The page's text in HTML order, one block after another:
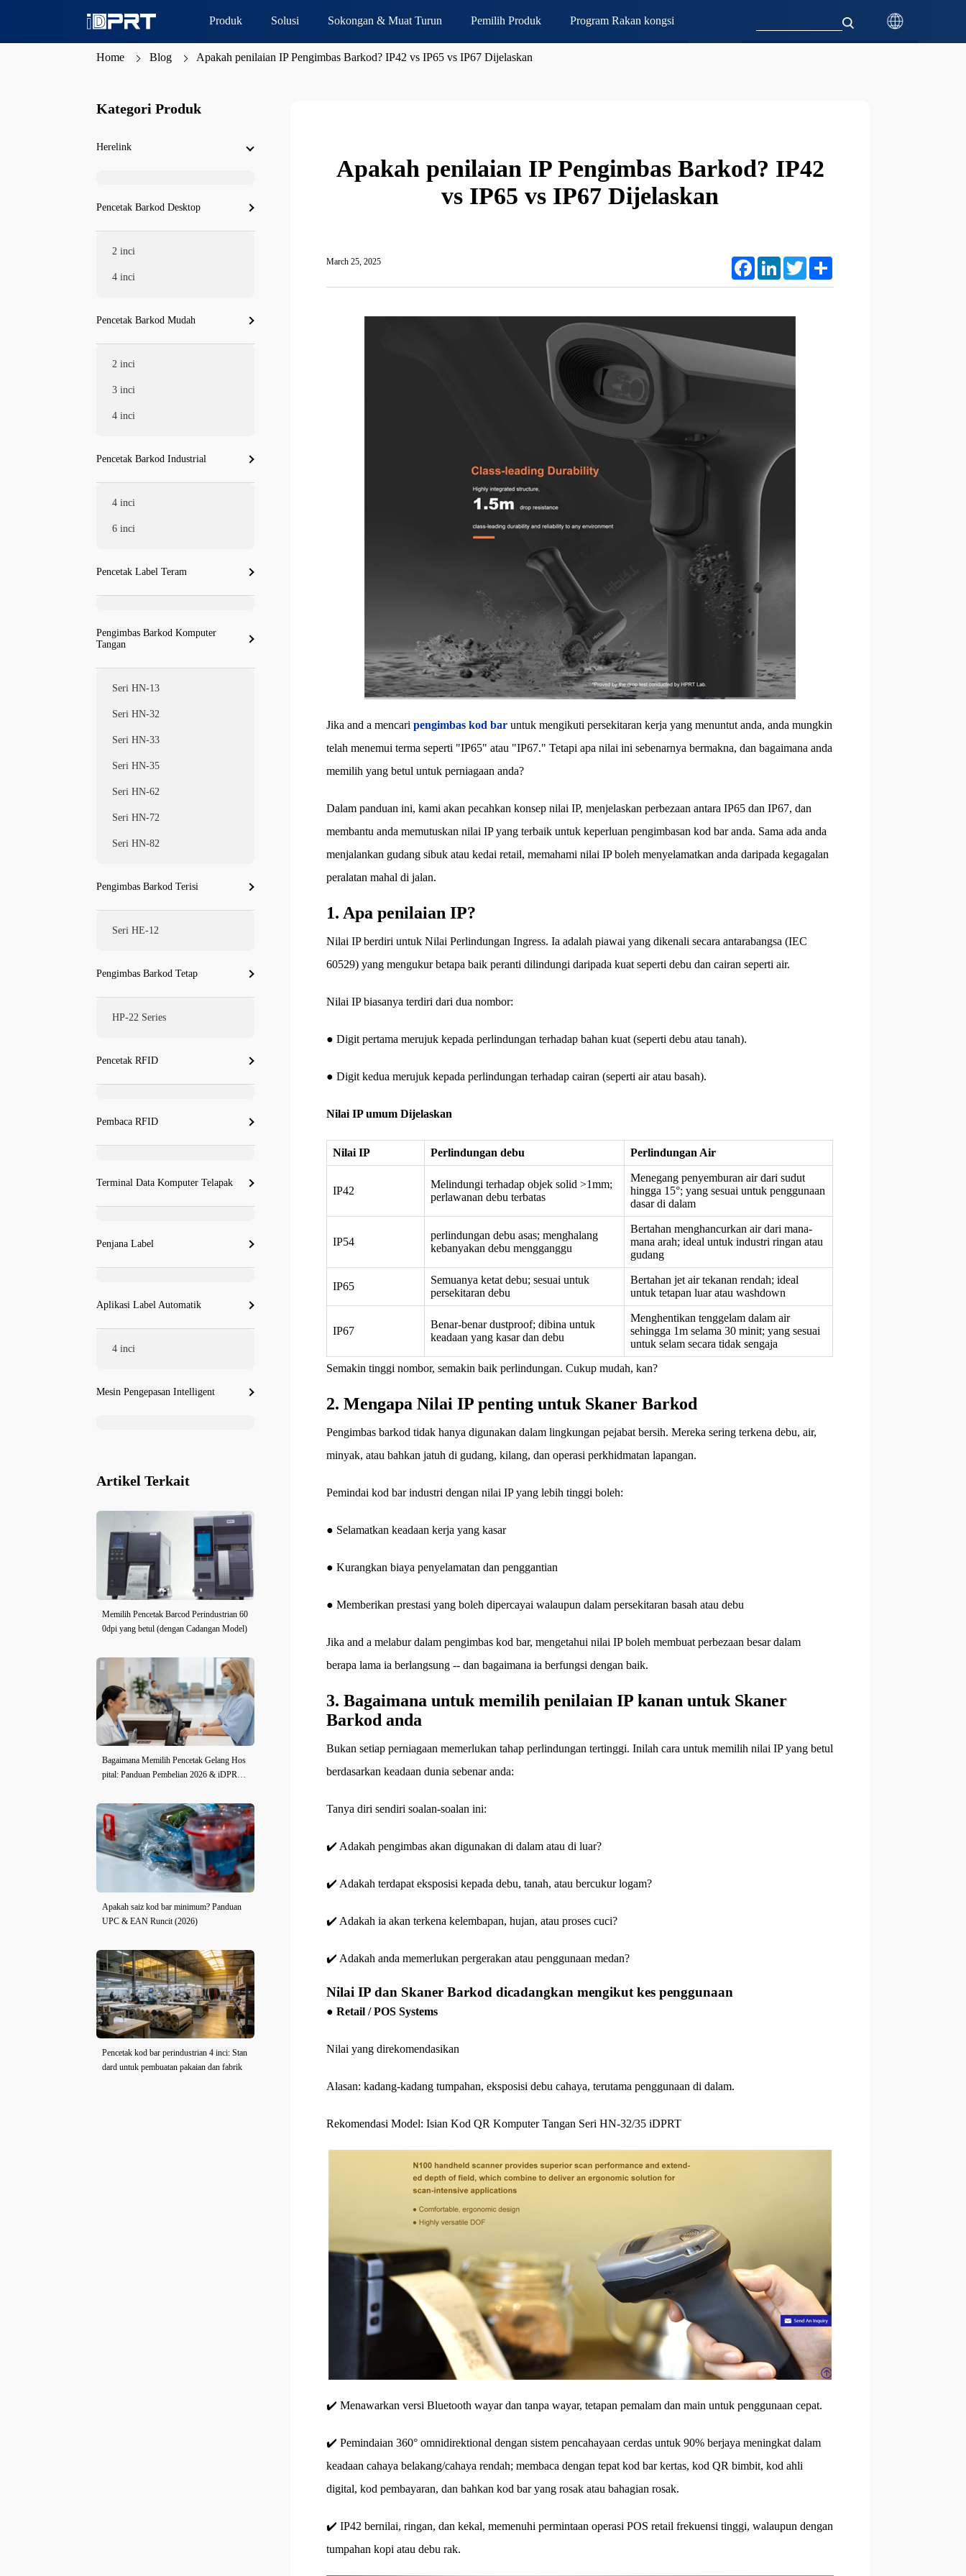
Produk Solusi Sokongan & Muat Turun Pemilih Produk Program Rakan kongsi
Home Blog Apakah penilaian IP Pengimbas Barkod? IP42 vs IP65 vs IP67 Dijelaskan
Apakah penilaian IP Pengimbas Barkod? IP42
vs IP65 vs IP67 Dijelaskan
March 25, 2025 FacebookLinkedIn Twitter
Jika and a mencaripengimbas kod bar untuk mengikuti persekitaran kerja yang menuntut anda, anda mungkin
telah menemui terma seperti "IP65" atau "IP67." Tetapi apa nilai ini sebenarnya bermakna, dan bagaimana anda
memilih yang betul untuk perniagaan anda?
Dalam panduan ini, kami akan pecahkan konsep nilai IP, menjelaskan perbezaan antara IP65 dan IP67, dan
membantu anda memutuskan nilai IP yang terbaik untuk keperluan pengimbasan kod bar anda. Sama ada anda
menjalankan gudang sibuk atau kedai retail, memahami nilai IP boleh menyelamatkan anda daripada kegagalan
peralatan mahal di jalan.
1. Apa penilaian IP?
Nilai IP berdiri untuk Nilai Perlindungan Ingress. Ia adalah piawai yang dikenali secara antarabangsa (IEC
60529) yang mengukur betapa baik peranti dilindungi daripada kuat seperti debu dan cairan seperti air.
Nilai IP biasanya terdiri dari dua nombor:
● Digit pertama merujuk kepada perlindungan terhadap bahan kuat (seperti debu atau tanah).
● Digit kedua merujuk kepada perlindungan terhadap cairan (seperti air atau basah).
Nilai IP umum Dijelaskan
Nilai IP Perlindungan debu Perlindungan Air
IP42
Melindungi terhadap objek solid >1mm;
perlawanan debu terbatas
Menegang penyemburan air dari sudut
hingga 15°; yang sesuai untuk penggunaan
dasar di dalam
IP54
perlindungan debu asas; menghalang
kebanyakan debu mengganggu
Bertahan menghancurkan air dari mana-
mana arah; ideal untuk industri ringan atau
gudang
IP65
Semuanya ketat debu; sesuai untuk
persekitaran debu
Bertahan jet air tekanan rendah; ideal
untuk tetapan luar atau washdown
IP67
Benar-benar dustproof; dibina untuk
keadaan yang kasar dan debu
Menghentikan tenggelam dalam air
sehingga 1m selama 30 minit; yang sesuai
untuk selam secara tidak sengaja
Semakin tinggi nombor, semakin baik perlindungan. Cukup mudah, kan?
2. Mengapa Nilai IP penting untuk Skaner Barkod
Pengimbas barkod tidak hanya digunakan dalam lingkungan pejabat bersih. Mereka sering terkena debu, air,
minyak, atau bahkan jatuh di gudang, kilang, dan operasi perkhidmatan lapangan.
Pemindai kod bar industri dengan nilai IP yang lebih tinggi boleh:
● Selamatkan keadaan kerja yang kasar
● Kurangkan biaya penyelamatan dan penggantian
● Memberikan prestasi yang boleh dipercayai walaupun dalam persekitaran basah atau debu
Jika and a melabur dalam pengimbas kod bar, mengetahui nilai IP boleh membuat perbezaan besar dalam
berapa lama ia berlangsung -- dan bagaimana ia berfungsi dengan baik.
3. Bagaimana untuk memilih penilaian IP kanan untuk Skaner
Barkod anda
Bukan setiap perniagaan memerlukan tahap perlindungan tertinggi. Inilah cara untuk memilih nilai IP yang betul
berdasarkan keadaan dunia sebenar anda:
Tanya diri sendiri soalan-soalan ini:
✔️ Adakah pengimbas akan digunakan di dalam atau di luar?
✔️ Adakah terdapat eksposisi kepada debu, tanah, atau bercukur logam?
✔️ Adakah ia akan terkena kelembapan, hujan, atau proses cuci?
✔️ Adakah anda memerlukan pergerakan atau penggunaan medan?
Nilai IP dan Skaner Barkod dicadangkan mengikut kes penggunaan
● Retail / POS Systems
Nilai yang direkomendasikan
Alasan: kadang-kadang tumpahan, eksposisi debu cahaya, terutama penggunaan di dalam.
Rekomendasi Model: Isian Kod QR Komputer Tangan Seri HN-32/35 iDPRT
✔️ Menawarkan versi Bluetooth wayar dan tanpa wayar, tetapan pemalam dan main untuk penggunaan cepat.
✔️ Pemindaian 360° omnidirektional dengan sistem pencahayaan cerdas untuk 90% berjaya meningkat dalam
keadaan cahaya belakang/cahaya rendah; membaca dengan tepat kod bar kertas, kod QR bimbit, kod ahli
digital, kod pembayaran, dan bahkan kod bar yang rosak atau bahagian rosak.
✔️ IP42 bernilai, ringan, dan kekal, memenuhi permintaan operasi POS retail frekuensi tinggi, walaupun dengan
tumpahan kopi atau debu rak.
Kategori Produk
Herelink
Pencetak Barkod Desktop
2 inci
4 inci
Pencetak Barkod Mudah
2 inci
3 inci
4 inci
Pencetak Barkod Industrial
4 inci
6 inci
Pencetak Label Teram
Pengimbas Barkod Komputer
Tangan
Seri HN-13
Seri HN-32
Seri HN-33
Seri HN-35
Seri HN-62
Seri HN-72
Seri HN-82
Pengimbas Barkod Terisi
Seri HE-12
Pengimbas Barkod Tetap
HP-22 Series
Pencetak RFID
Pembaca RFID
Terminal Data Komputer Telapak
Penjana Label
Aplikasi Label Automatik
4 inci
Mesin Pengepasan Intelligent
Artikel Terkait
Memilih Pencetak Barcod Perindustrian 60
0dpi yang betul (dengan Cadangan Model)
Bagaimana Memilih Pencetak Gelang Hos
pital: Panduan Pembelian 2026 & iDPRT i
Apakah saiz kod bar minimum? Panduan
UPC & EAN Runcit (2026)
Pencetak kod bar perindustrian 4 inci: Stan
dard untuk pembuatan pakaian dan fabrik